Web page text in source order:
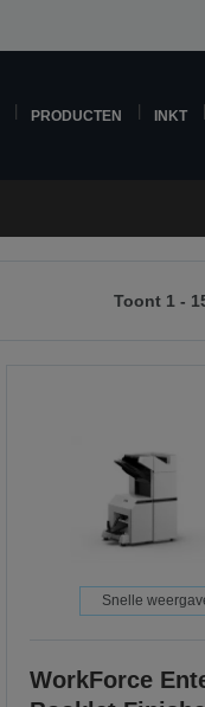
PRODUCTEN INKT
Toont 1 -
Snelle
WorkForce